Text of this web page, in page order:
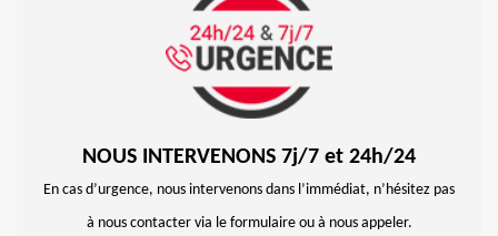
NOUS INTERVENONS 7j/7 et 24h/24
En cas d’urgence, nous intervenons dans l’immédiat, n’hésitez pas
à nous contacter via le formulaire ou à nous appeler.